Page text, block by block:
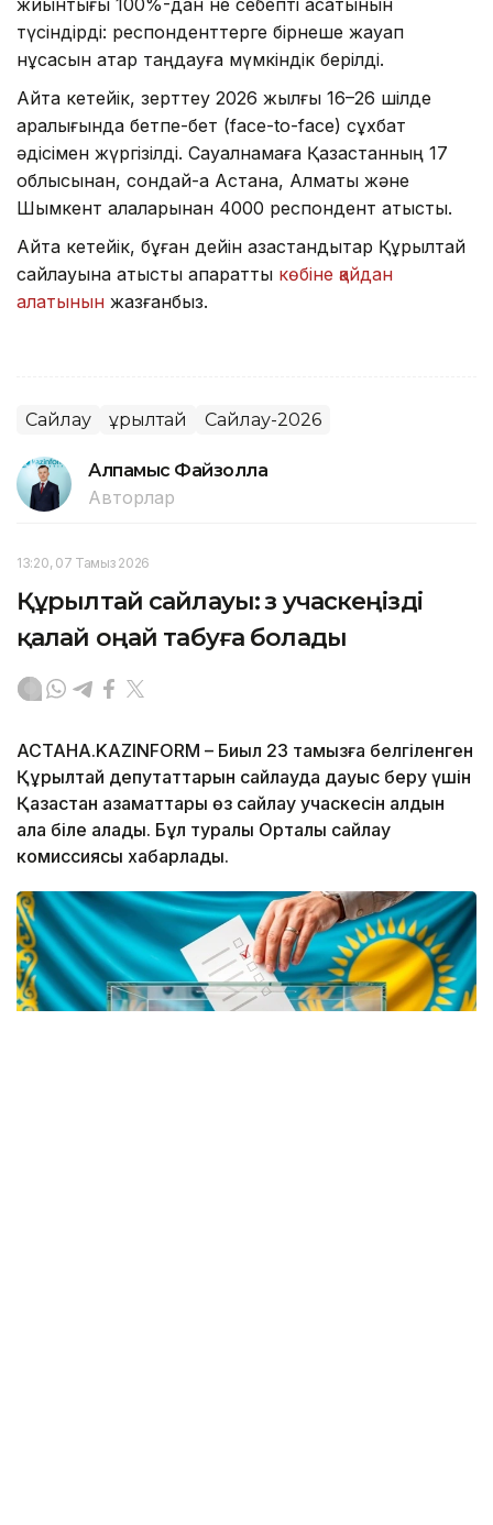
жиынтығы 100%-дан не себепті асатынын
түсіндірді: респонденттерге бірнеше жауап
нұсқасын қатар таңдауға мүмкіндік берілді.
Айта кетейік, зерттеу 2026 жылғы 16–26 шілде
аралығында бетпе-бет (face-to-face) сұхбат
әдісімен жүргізілді. Сауалнамаға Қазақстанның 17
облысынан, сондай-ақ Астана, Алматы және
Шымкент қалаларынан 4000 респондент қатысты.
Айта кетейік, бұған дейін қазақстандықтар Құрылтай
сайлауына қатысты ақпаратты көбіне қайдан
алатынын жазғанбыз.
Сайлау Құрылтай Сайлау-2026
Алпамыс Файзолла
Авторлар
13:20, 07 Тамыз 2026
Құрылтай сайлауы: өз учаскеңізді
қалай оңай табуға болады
АСТАНА.KAZINFORM – Биыл 23 тамызға белгіленген
Құрылтай депутаттарын сайлауда дауыс беру үшін
Қазақстан азаматтары өз сайлау учаскесін алдын
ала біле алады. Бұл туралы Орталық сайлау
комиссиясы хабарлады.